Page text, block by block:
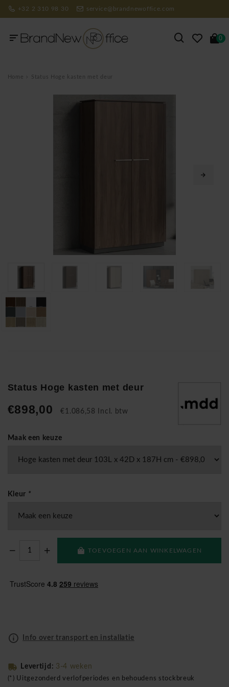
+32 2 310 98 30 service@brandnewoffice.com
0
Home Status Hoge kasten met deur
Status Hoge kasten met deur
€898,00 €1.086,58 Incl. btw
Maak een keuze
Kleur *
TOEVOEGEN AAN WINKELWAGEN
Info over transport en installatie
Levertijd: 3-4 weken
(*) Uitgezonderd verlofperiodes en behoudens stockbreuk